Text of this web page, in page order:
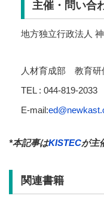
主催・問い合
地方独立行政法人
人材育成部 教育
TEL : 044-819-
E-mail:
*本記事はKISTECが主
関連書籍